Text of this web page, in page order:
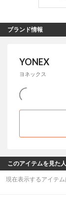
ブランド情報
YONEX
ヨネックス
このアイテムを見た
現在表示するアイテム